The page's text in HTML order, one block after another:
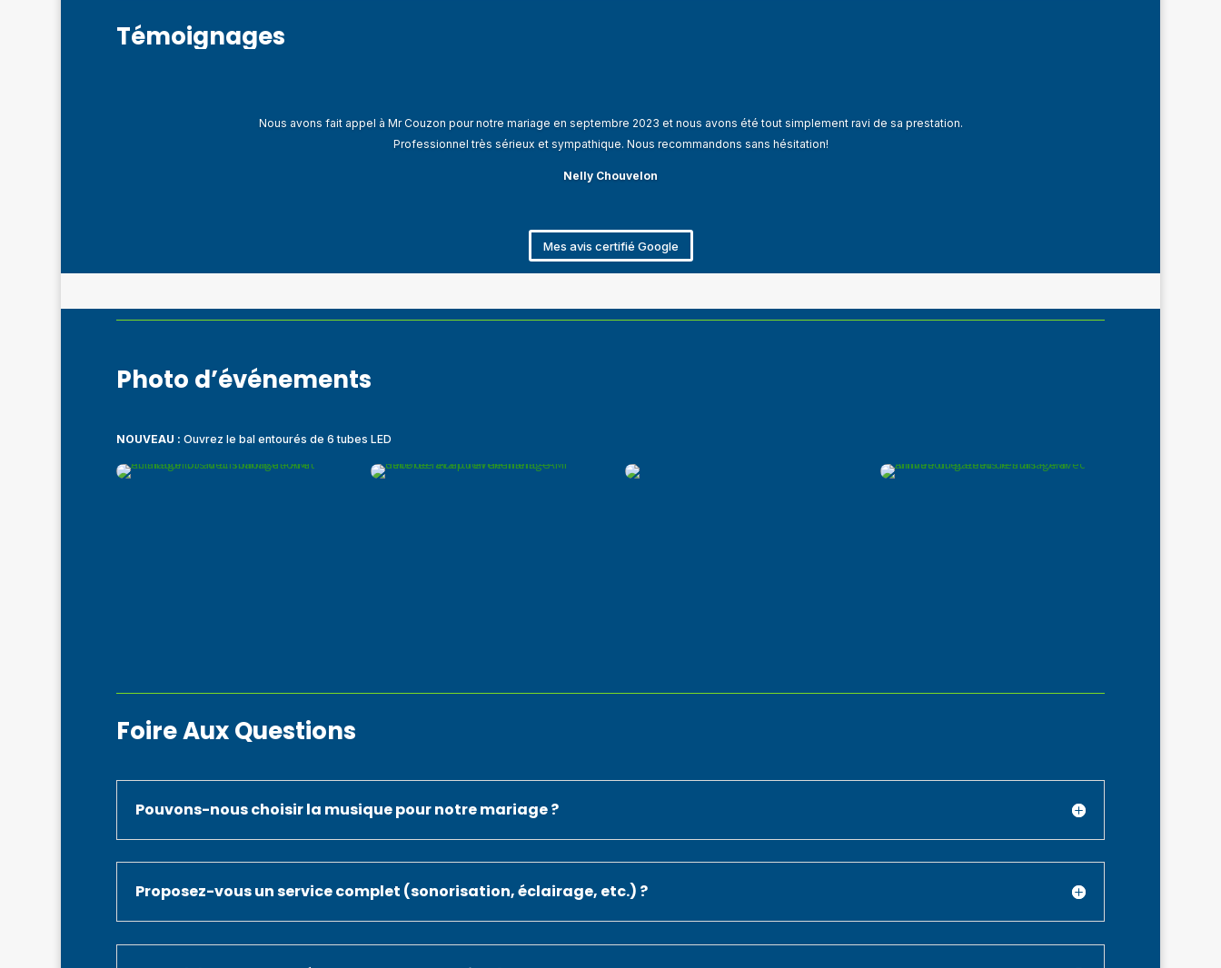
Témoignages
Nous avons fait appel à Mr Couzon pour notre mariage en septembre 2023 et nous avons été tout simplement ravi de sa prestation.
Professionnel très sérieux et sympathique. Nous recommandons sans hésitation!
Nelly Chouvelon
Mes avis certifié Google
Photo d’événements
NOUVEAU : Ouvrez le bal entourés de 6 tubes LED
Foire Aux Questions
Pouvons-nous choisir la musique pour notre mariage ?
Proposez-vous un service complet (sonorisation, éclairage, etc.) ?